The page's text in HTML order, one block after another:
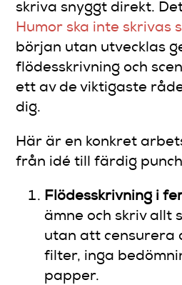
skriva snyggt direkt.
Humor ska inte skrivas
början utan utvecklas
flödesskrivning och
ett av de viktigaste
dig.
Här är en konkret
från idé till färdig
Flödesskrivning i
ämne och skriv allt
utan att censurera
filter, inga
papper.